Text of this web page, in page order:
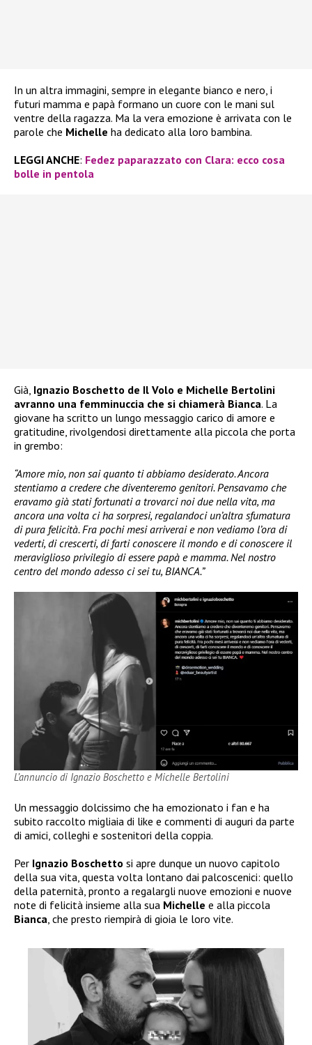
In un altra immagini, sempre in elegante bianco e nero, i
futuri mamma e papà formano un cuore con le mani sul
ventre della ragazza. Ma la vera emozione è arrivata con le
parole che Michelle ha dedicato alla loro bambina.
LEGGI ANCHE: Fedez paparazzato con Clara: ecco cosa
bolle in pentola
Già, Ignazio Boschetto de Il Volo e Michelle Bertolini
avranno una femminuccia che si chiamerà Bianca. La
giovane ha scritto un lungo messaggio carico di amore e
gratitudine, rivolgendosi direttamente alla piccola che porta
in grembo:
“Amore mio, non sai quanto ti abbiamo desiderato. Ancora
stentiamo a credere che diventeremo genitori. Pensavamo che
eravamo già stati fortunati a trovarci noi due nella vita, ma
ancora una volta ci ha sorpresi, regalandoci un’altra sfumatura
di pura felicità. Fra pochi mesi arriverai e non vediamo l’ora di
vederti, di crescerti, di farti conoscere il mondo e di conoscere il
meraviglioso privilegio di essere papà e mamma. Nel nostro
centro del mondo adesso ci sei tu, BIANCA.”
L’annuncio di Ignazio Boschetto e Michelle Bertolini
Un messaggio dolcissimo che ha emozionato i fan e ha
subito raccolto migliaia di like e commenti di auguri da parte
di amici, colleghi e sostenitori della coppia.
Per Ignazio Boschetto si apre dunque un nuovo capitolo
della sua vita, questa volta lontano dai palcoscenici: quello
della paternità, pronto a regalargli nuove emozioni e nuove
note di felicità insieme alla sua Michelle e alla piccola
Bianca , che presto riempirà di gioia le loro vite.